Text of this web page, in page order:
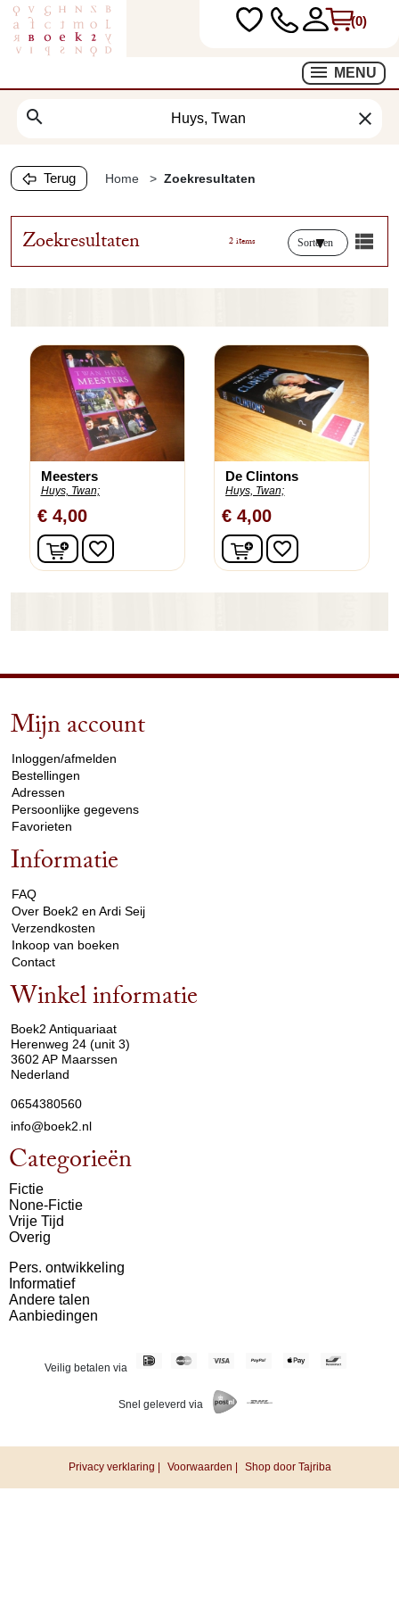
(0)
MENU
search clear
Terug Home Zoekresultaten
Zoekresultaten 2 items Sorteren
Meesters
Huys, Twan;
€ 4,00
In winkelwagen
favorite_border
De Clintons
Huys, Twan;
€ 4,00
In winkelwagen
favorite_border
Mijn account
Inloggen/afmelden
Bestellingen
Adressen
Persoonlijke gegevens
Favorieten
Informatie
FAQ
Over Boek2 en Ardi Seij
Verzendkosten
Inkoop van boeken
Contact
Winkel informatie
Boek2 Antiquariaat
Herenweg 24 (unit 3)
3602 AP Maarssen
Nederland
0654380560
info@boek2.nl
Categorieën
Fictie
None-Fictie
Vrije Tijd
Overig
Pers. ontwikkeling
Informatief
Andere talen
Aanbiedingen
Veilig betalen via
Snel geleverd via
Privacy verklaring | Voorwaarden | Shop door Tajriba